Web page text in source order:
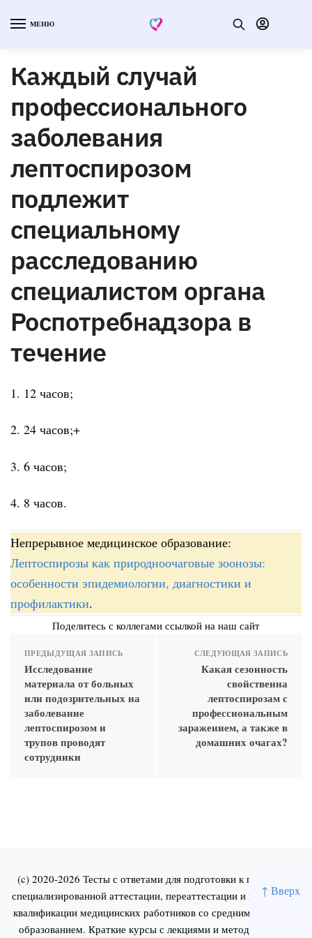
↑ Вверх
МЕНЮ
Каждый случай
профессионального
заболевания
лептоспирозом
подлежит
специальному
расследованию
специалистом органа
Роспотребнадзора в
течение
1. 12 часов;
2. 24 часов;+
3. 6 часов;
4. 8 часов.
Непрерывное медицинское образование:
Лептоспирозы как природноочаговые зоонозы:
особенности эпидемиологии, диагностики и
профилактики.
Поделитесь с коллегами ссылкой на наш сайт
ПРЕДЫДУЩАЯ ЗАПИСЬ
Исследование
материала от больных
или подозрительных на
заболевание
лептоспирозом и
трупов проводят
сотрудники
СЛЕДУЮЩАЯ ЗАПИСЬ
Какая сезонность
свойственна
лептоспирозам с
профессиональным
заражением, а также в
домашних очагах?
(c) 2020-2026 Тесты с ответами для подготовки к первичной
специализированной аттестации, переаттестации и повышения
квалификации медицинских работников со средним и высшим
образованием. Краткие курсы с лекциями и методическими